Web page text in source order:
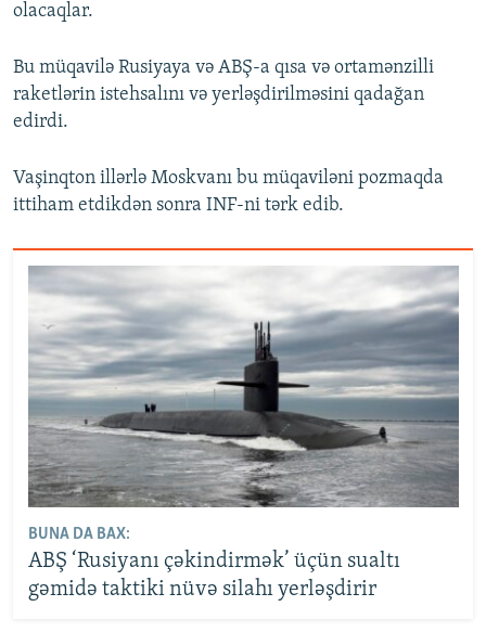
olacaqlar.
Bu müqavilə Rusiyaya və ABŞ-a qısa və ortamənzilli
raketlərin istehsalını və yerləşdirilməsini qadağan
edirdi.
Vaşinqton illərlə Moskvanı bu müqaviləni pozmaqda
ittiham etdikdən sonra INF-ni tərk edib.
BUNA DA BAX:
ABŞ ‘Rusiyanı çəkindirmək’ üçün sualtı
gəmidə taktiki nüvə silahı yerləşdirir